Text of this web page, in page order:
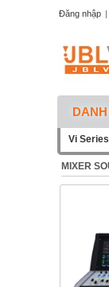
Đăng nhập |
Vi Series
MIXER